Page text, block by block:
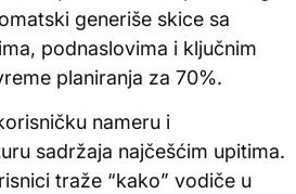
generiše skice sa
podnaslovima i ključnim
planiranja za 70%.
nameru i
sadržaja najčešćim upitima.
traže “kako” vodiče u